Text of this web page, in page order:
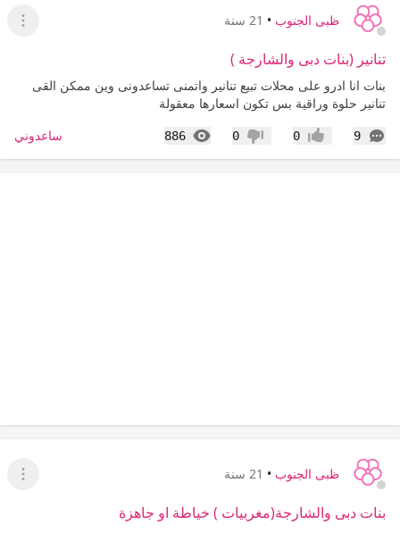
ظبى الجنوب • 21 سنة
عرض
تنانير (بنات دبى والشارجة )
بنات انا ادرو على محلات تبيع تنانير واتمنى تساعدونى وين ممكن القى
تنانير حلوة وراقية بس تكون اسعارها معقولة
9
التعليقات إعجاب0 عدم إعجاب
0
886
المشاهدات ساعدوني
ظبى الجنوب • 21 سنة
عرض
بنات دبى والشارجة(مغربيات ) خياطة او جاهزة